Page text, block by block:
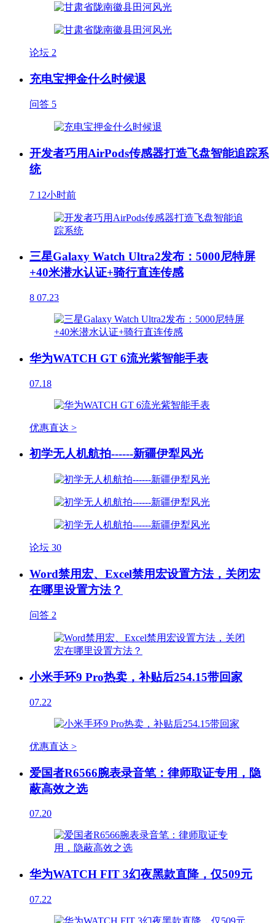
论坛 2
充电宝押金什么时候退
问答 5
开发者巧用AirPods传感器打造飞盘智能追踪系
统
7 12小时前
三星Galaxy Watch Ultra2发布：5000尼特屏
+40米潜水认证+骑行直连传感
8 07.23
华为WATCH GT 6流光紫智能手表
07.18
优惠直达 >
初学无人机航拍------新疆伊犁风光
论坛 30
Word禁用宏、Excel禁用宏设置方法，关闭宏
在哪里设置方法？
问答 2
小米手环9 Pro热卖，补贴后254.15带回家
07.22
优惠直达 >
爱国者R6566腕表录音笔：律师取证专用，隐
蔽高效之选
07.20
华为WATCH FIT 3幻夜黑款直降，仅509元
07.22